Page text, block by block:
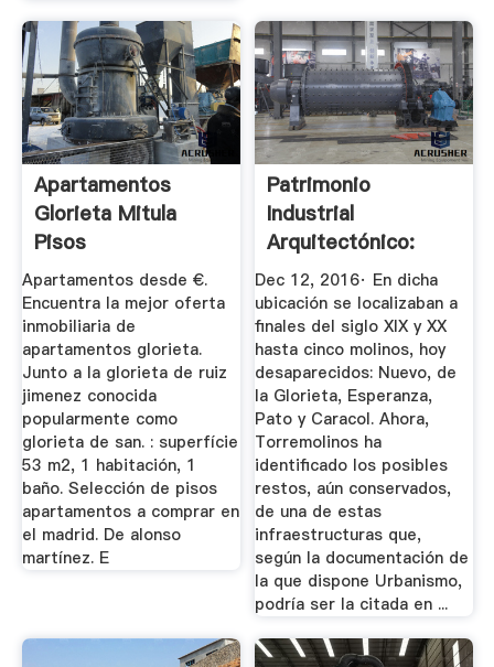
Apartamentos
Glorieta Mitula
Pisos
Apartamentos desde €.
Encuentra la mejor oferta
inmobiliaria de
apartamentos glorieta.
Junto a la glorieta de ruiz
jimenez conocida
popularmente como
glorieta de san. : superfície
53 m2, 1 habitación, 1
baño. Selección de pisos
apartamentos a comprar en
el madrid. De alonso
martínez. E
Patrimonio
Industrial
Arquitectónico:
Hallan Un Molino
Del ...
Dec 12, 2016· En dicha
ubicación se localizaban a
finales del siglo XIX y XX
hasta cinco molinos, hoy
desaparecidos: Nuevo, de
la Glorieta, Esperanza,
Pato y Caracol. Ahora,
Torremolinos ha
identificado los posibles
restos, aún conservados,
de una de estas
infraestructuras que,
según la documentación de
la que dispone Urbanismo,
podría ser la citada en ...